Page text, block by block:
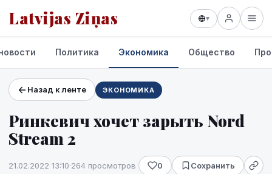
Latvijas Ziņas ▾
Проекты и сервисы
Прогноз погоды
Политика Экономика Общество
Назад к ленте ЭКОНОМИКА
Ринкевич хочет зарыть Nord
Stream 2
21.02.2022 13:10·264 просмотров 0 Сохранить